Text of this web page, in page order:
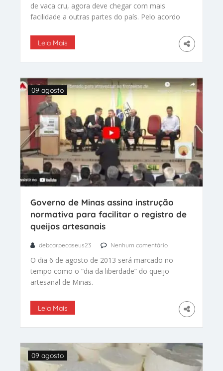
de vaca cru, agora deve chegar com mais
facilidade a outras partes do país. Pelo acordo
ficará responsável pela inspeção da qualidade
do produto.
Leia Mais
Governo de Minas assina instrução
normativa para facilitar o registro de
queijos artesanais
09 agosto
debcarpecaseus23 Nenhum comentário
O dia 6 de agosto de 2013 será marcado no
tempo como o “dia da liberdade” do queijo
artesanal de Minas.
Leia Mais
09 agosto